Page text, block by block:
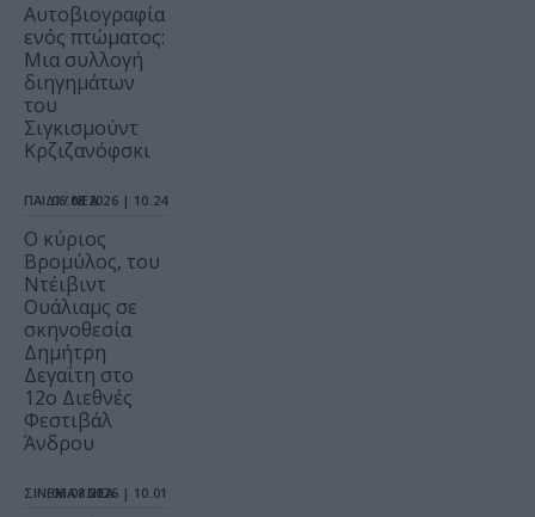
Αυτοβιογραφία
ενός πτώματος:
Μια συλλογή
διηγημάτων
του
Σιγκισμούντ
Κρζιζανόφσκι
ΠΑΙΔΙ / ΝΕΑ
06.08.2026 | 10.24
O κύριος
Βρομύλος, του
Ντέιβιντ
Ουάλιαμς σε
σκηνοθεσία
Δημήτρη
Δεγαΐτη στο
12ο Διεθνές
Φεστιβάλ
Άνδρου
ΣΙΝΕΜΑ / ΝΕΑ
06.08.2026 | 10.01